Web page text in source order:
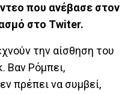
που ανέβασε στον
στο Twiter.
την αίσθηση του
Βαν Ρόμπει,
πρέπει να συμβεί,